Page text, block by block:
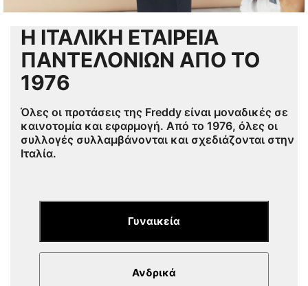
Η ΙΤΑΛΙΚΗ ΕΤΑΙΡΕΙΑ
ΠΑΝΤΕΛΟΝΙΩΝ ΑΠΟ ΤΟ
1976
Όλες οι προτάσεις της Freddy είναι μοναδικές σε
καινοτομία και εφαρμογή. Από το 1976, όλες οι
συλλογές συλλαμβάνονται και σχεδιάζονται στην
Ιταλία.
Γυναικεία
Ανδρικά